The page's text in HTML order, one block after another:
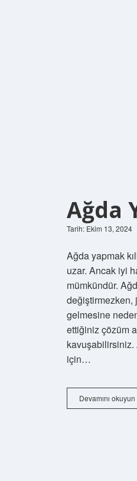
Ağda
Tarih: Ekim 13, 2024
Ağda yapmak
uzar. Ancak iyi
mümkündür.
değiştirmezken,
gelmesine
ettiğiniz çözüm
kavuşabilirsiniz.
için…
Devamını okuyun